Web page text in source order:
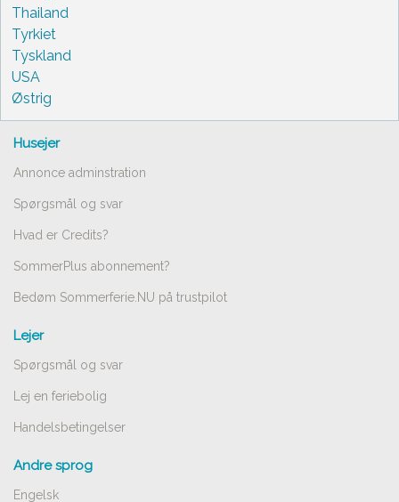
Thailand
Tyrkiet
Tyskland
USA
Østrig
Husejer
Annonce adminstration
Spørgsmål og svar
Hvad er Credits?
SommerPlus abonnement?
Bedøm Sommerferie.NU på trustpilot
Lejer
Spørgsmål og svar
Lej en feriebolig
Handelsbetingelser
Andre sprog
Engelsk